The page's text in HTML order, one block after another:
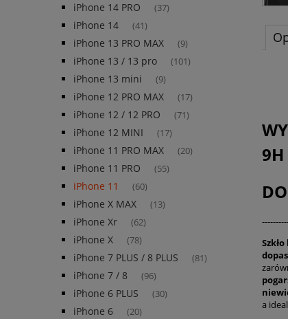
iPhone 14 PRO (37)
iPhone 14 (41)
iPhone 13 PRO MAX (9)
iPhone 13 / 13 pro (101)
iPhone 13 mini (9)
iPhone 12 PRO MAX (17)
iPhone 12 / 12 PRO (71)
iPhone 12 MINI (17)
iPhone 11 PRO MAX (20)
iPhone 11 PRO (55)
iPhone 11 (60)
iPhone X MAX (13)
iPhone Xr (62)
iPhone X (78)
iPhone 7 PLUS / 8 PLUS (81)
iPhone 7 / 8 (96)
iPhone 6 PLUS (30)
iPhone 6 (20)
9H
a